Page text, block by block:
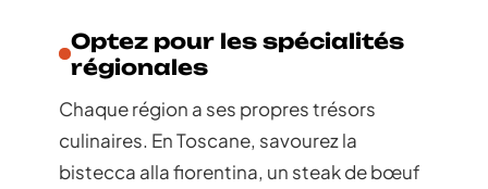
Optez pour les spécialités
régionales
Chaque région a ses propres trésors
culinaires. En Toscane, savourez la
bistecca alla fiorentina, un steak de bœuf